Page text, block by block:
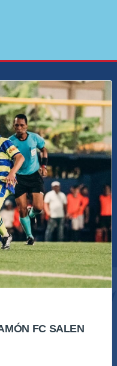
FC SALEN